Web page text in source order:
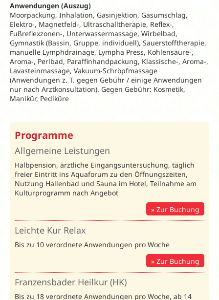
Anwendungen (Auszug)
Moorpackung, Inhalation, Gasinjektion, Gasumschlag,
Elektro-, Magnetfeld-, Ultraschalltherapie, Reflex-,
Fußreflexzonen-, Unterwassermassage, Wirbelbad,
Gymnastik (Bassin, Gruppe, individuell), Sauerstofftherapie,
manuelle Lymphdrainage, Lympha Press, Kohlensäure-,
Aroma-, Perlbad, Paraffinhandpackung, Klassische-, Aroma-,
Lavasteinmassage, Vakuum-Schröpfmassage
(Anwendungen z. T. gegen Gebühr / einige Anwendungen
nur nach Arztkonsultation). Gegen Gebühr: Kosmetik,
Manikür, Pediküre
Programme
Allgemeine Leistungen
Halbpension, ärztliche Eingangsuntersuchung, täglich
freier Eintritt ins Aquaforum zu den Öffnungszeiten,
Nutzung Hallenbad und Sauna im Hotel, Teilnahme am
Kulturprogramm nach Angebot
Zur Buchung
Leichte Kur Relax
Bis zu 10 verordnete Anwendungen pro Woche
Zur Buchung
Franzensbader Heilkur (HK)
Bis zu 18 verordnete Anwendungen pro Woche, ab 14
Spartipp und Frühbucher 2026
Spartipp
Volkskuren
14 =
12und21 =
19in der
Preistabelle
berücksichtigt
Heilkur
168 € Rabatt
pro Person ab
Kurzaufenthalt
Vital
am Sonntag
gibt es 1
zusätzliche